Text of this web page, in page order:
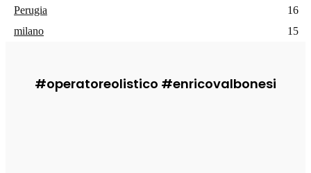
Perugia
16
milano
15
#operatoreolistico #enricovalbonesi